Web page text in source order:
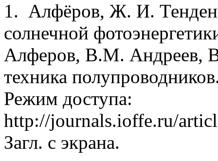
1. Алфёров, Ж. И.
солнечной
Алферов, В.М. Андреев,
техника
Режим доступа:
http://journals.ioffe.ru/
Загл. с экрана.